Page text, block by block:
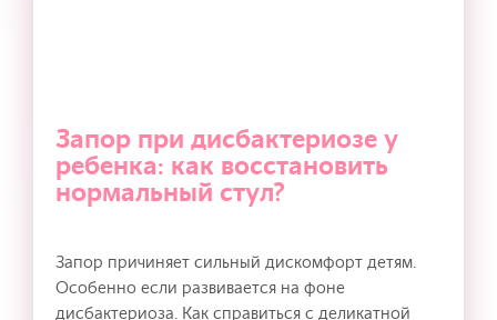
Запор при дисбактериозе у
ребенка: как восстановить
нормальный стул?
Запор причиняет сильный дискомфорт детям.
Особенно если развивается на фоне
дисбактериоза. Как справиться с деликатной